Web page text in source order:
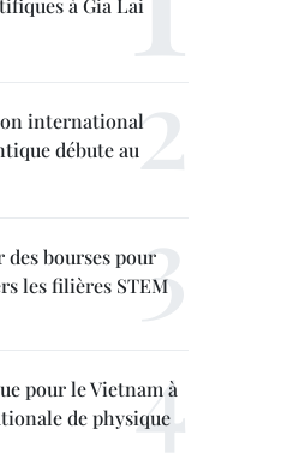
à Gia Lai
international
débute au
des bourses pour
les filières STEM
pour le Vietnam à
de physique